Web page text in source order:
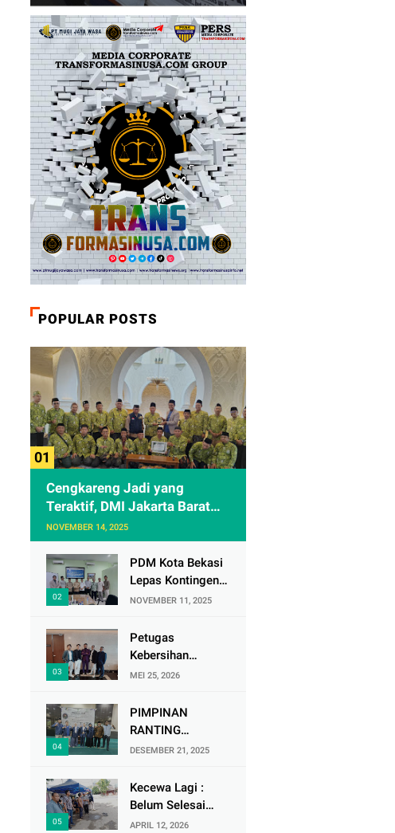
POPULAR POSTS
Cengkareng Jadi yang
Teraktif, DMI Jakarta Barat
Apresiasi Kunjungan ke
Sheikh Zayed Solo
NOVEMBER 14, 2025
PDM Kota Bekasi
Lepas Kontingen
Masjid Al
Award VI 2025
NOVEMBER 11, 2025
Petugas
Kebersihan
Bandara
Ikuti Audisi DMD
Panggung Rezeki
MEI 25, 2026
PIMPINAN
RANTING
MUHAMMADIYAH
Mengadakan
Tabligh Akbar
DESEMBER 21, 2025
Kecewa Lagi :
Belum Selesai
Urusan dengan
APRIL 12, 2026